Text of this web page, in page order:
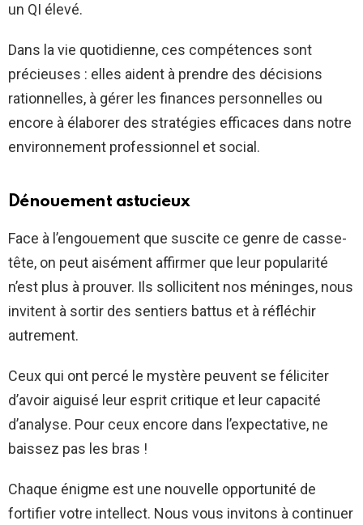
un QI élevé.
Dans la vie quotidienne, ces compétences sont
précieuses : elles aident à prendre des décisions
rationnelles, à gérer les finances personnelles ou
encore à élaborer des stratégies efficaces dans notre
environnement professionnel et social.
Dénouement astucieux
Face à l’engouement que suscite ce genre de casse-
tête, on peut aisément affirmer que leur popularité
n’est plus à prouver. Ils sollicitent nos méninges, nous
invitent à sortir des sentiers battus et à réfléchir
autrement.
Ceux qui ont percé le mystère peuvent se féliciter
d’avoir aiguisé leur esprit critique et leur capacité
d’analyse. Pour ceux encore dans l’expectative, ne
baissez pas les bras !
Chaque énigme est une nouvelle opportunité de
fortifier votre intellect. Nous vous invitons à continuer